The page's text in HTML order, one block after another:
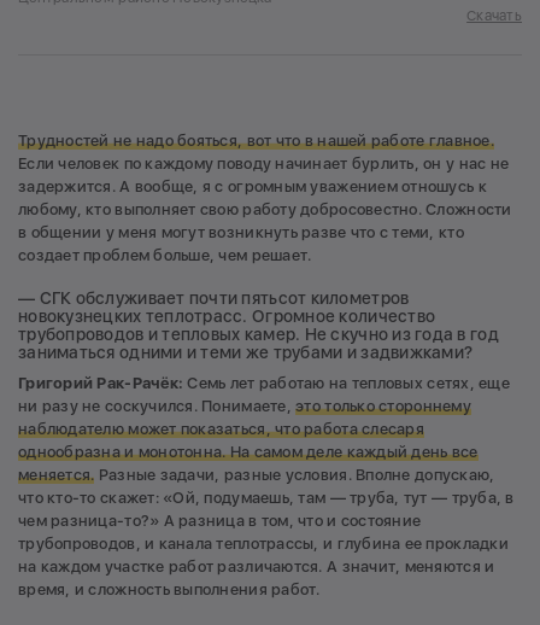
Скачать
Трудностей не надо бояться, вот что в нашей работе главное.
Если человек по каждому поводу начинает бурлить, он у нас не
задержится. А вообще, я с огромным уважением отношусь к
любому, кто выполняет свою работу добросовестно. Сложности
в общении у меня могут возникнуть разве что с теми, кто
создает проблем больше, чем решает.
— СГК обслуживает почти пятьсот километров
новокузнецких теплотрасс. Огромное количество
трубопроводов и тепловых камер. Не скучно из года в год
заниматься одними и теми же трубами и задвижками?
Григорий Рак-Рачёк: Семь лет работаю на тепловых сетях, еще
ни разу не соскучился. Понимаете,это только стороннему
наблюдателю может показаться, что работа слесаря
однообразна и монотонна. На самом делекаждый день все
меняется. Разные задачи, разные условия. Вполне допускаю,
что кто-то скажет: «Ой, подумаешь, там — труба, тут — труба, в
чем разница-то?» А разница в том, что и состояние
трубопроводов, и канала теплотрассы, и глубина ее прокладки
на каждом участке работ различаются. А значит, меняются и
время, и сложность выполнения работ.